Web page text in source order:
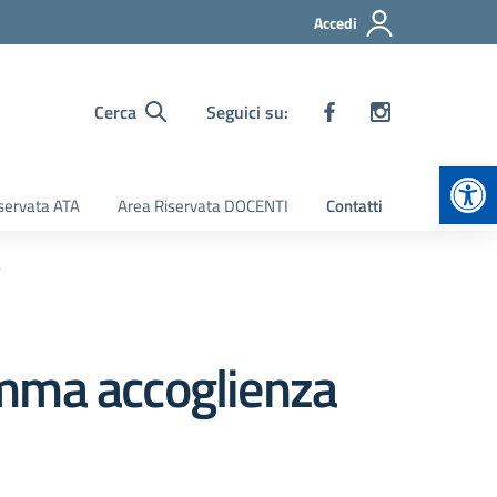
Accedi
Cerca Seguici su:
ATA Area Riservata DOCENTI Contatti
accoglienza